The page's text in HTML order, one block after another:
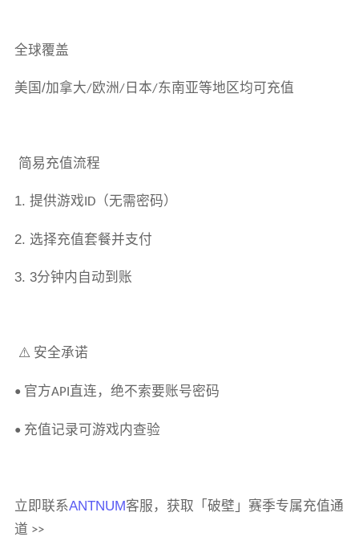
全球覆盖
美国/加拿大/欧洲/日本/东南亚等地区均可充值
简易充值流程
1. 提供游戏 ID（无需密码）
2. 选择充值套餐并支付
3. 3分钟内自动到账
⚠️ 安全承诺
• 官方API 直连，绝不索要账号密码
• 充值记录可游戏内查验
立即联系ANTNUM客服，获取「破壁」赛季专属充值通
道 >>